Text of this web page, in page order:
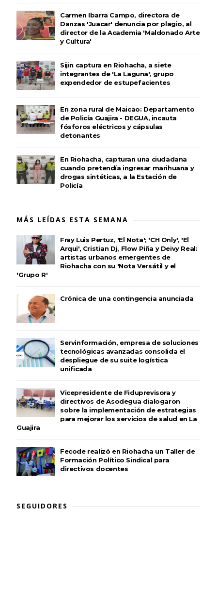
Carmen Ibarra Campo, directora de
Danzas 'Juacar' denuncia por plagio, al
director de la Academia 'Maldonado Arte
y Cultura'
Sijin captura en Riohacha, a siete
integrantes de 'La Laguna', grupo
expendedor de estupefacientes
En zona rural de Maicao: Departamento
de Policía Guajira - DEGUA, incauta
fósforos eléctricos y cápsulas
detonantes
En Riohacha, capturan una ciudadana
cuando pretendía ingresar marihuana y
drogas sintéticas, a la Estación de
Policía
MÁS LEÍDAS ESTA SEMANA
Fray Luis Pertuz, 'El Nota'; 'CH Only', 'El
Arqui', Cristian Dj, Flow Piña y Deivy Real:
artistas urbanos emergentes de
Riohacha con su 'Nota Versátil y el
'Grupo R'
Crónica de una contingencia anunciada
Servinformación, empresa de soluciones
tecnológicas avanzadas consolida el
despliegue de su suite logística
unificada
Vicepresidente de Fiduprevisora y
directivos de Asodegua dialogaron
sobre la implementación de estrategias
para mejorar los servicios de salud en La
Guajira
Fecode realizó en Riohacha un Taller de
Formación Político Sindical para
directivos docentes
SEGUIDORES